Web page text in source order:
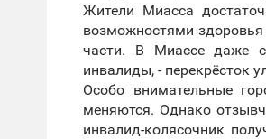
Жители Миасса
возможностями
части. В Миассе даже
инвалиды, - перекрёсток
Особо внимательные
меняются. Однако
инвалид-колясочник